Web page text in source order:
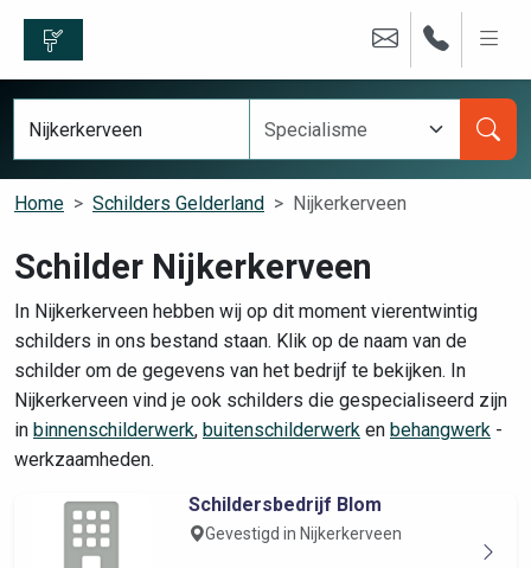
Home Schilders Gelderland Nijkerkerveen
Schilder Nijkerkerveen
In Nijkerkerveen hebben wij op dit moment vierentwintig
schilders in ons bestand staan. Klik op de naam van de
schilder om de gegevens van het bedrijf te bekijken. In
Nijkerkerveen vind je ook schilders die gespecialiseerd zijn
in binnenschilderwerk, buitenschilderwerk en behangwerk -
werkzaamheden.
Schildersbedrijf Blom
Gevestigd in Nijkerkerveen